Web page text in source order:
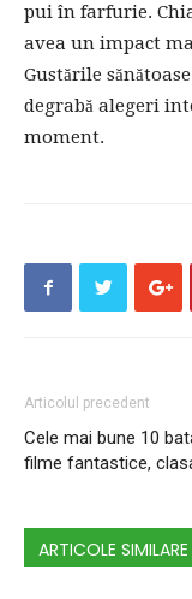
pui în farfurie.
avea un impact
Gustările
degrabă alegeri
moment.
Articolul precedent
Cele mai bune 10
filme fantastice,
ARTICOLE SIMILARE